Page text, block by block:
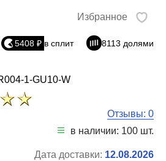
1-GU10-W
Избранное
5408 ₽ в сплит
8113 долями
Отзывы: 0
в наличии: 100 шт.
Дата доставки: 12.08.2026